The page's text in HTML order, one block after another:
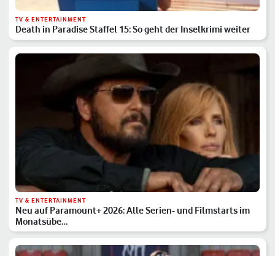
TV & ENTERTAINMENT
Death in Paradise Staffel 15: So geht der Inselkrimi weiter
TV & ENTERTAINMENT
Neu auf Paramount+ 2026: Alle Serien- und Filmstarts im
Monatsübe…